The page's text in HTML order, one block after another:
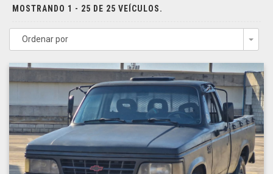
MOSTRANDO 1 - 25 DE 25 VEÍCULOS.
Ordenar por